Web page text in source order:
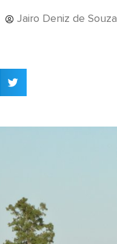
Jairo Deniz de Souza